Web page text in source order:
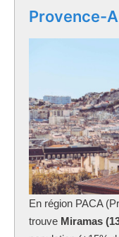
Provence-
En région PACA
trouve Miramas